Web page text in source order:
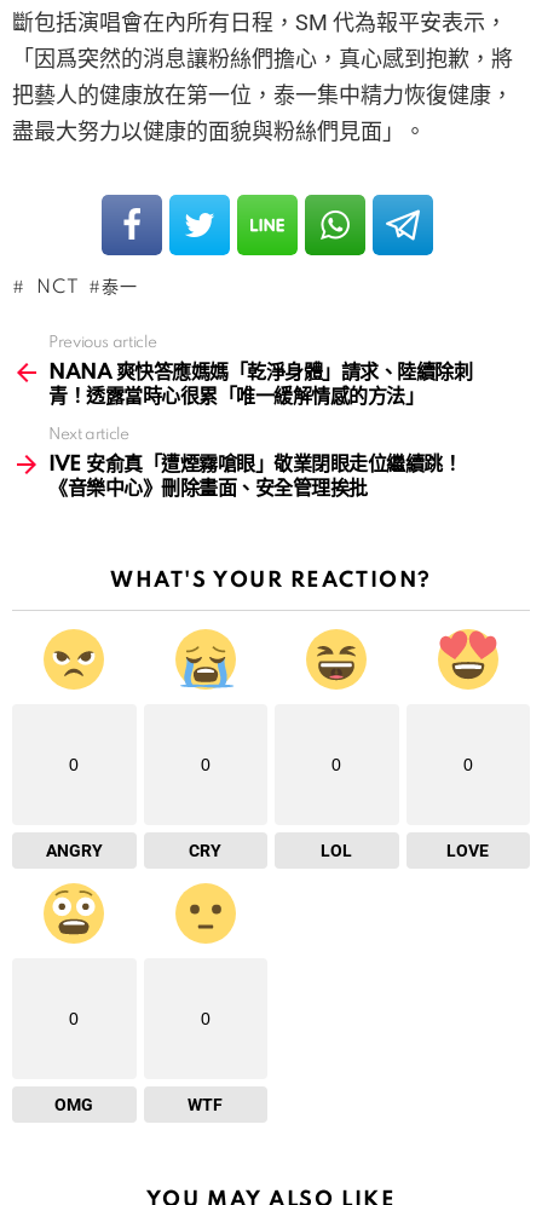
斷包括演唱會在內所有日程，SM 代為報平安表示，
「因爲突然的消息讓粉絲們擔心，真心感到抱歉，將
把藝人的健康放在第一位，泰一集中精力恢復健康，
盡最大努力以健康的面貌與粉絲們見面」。
NCT 泰一
more
Previous article
NANA 爽快答應媽媽「乾淨身體」請求、陸續除刺
青！透露當時心很累「唯一緩解情感的方法」
Next article
IVE 安俞真「遭煙霧嗆眼」敬業閉眼走位繼續跳！
《音樂中心》刪除畫面、安全管理挨批
WHAT'S YOUR REACTION?
0
ANGRY
0
CRY
0
LOL
0
LOVE
0
OMG
0
WTF
YOU MAY ALSO LIKE